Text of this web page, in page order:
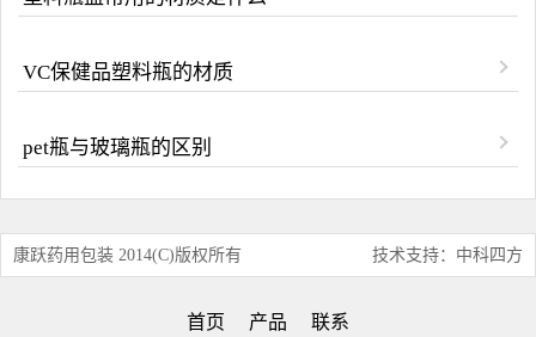
VC保健品塑料瓶的材质
pet瓶与玻璃瓶的区别
康跃药用包装 2014(C)版权所有 技术支持：中科四方
首页 产品 联系